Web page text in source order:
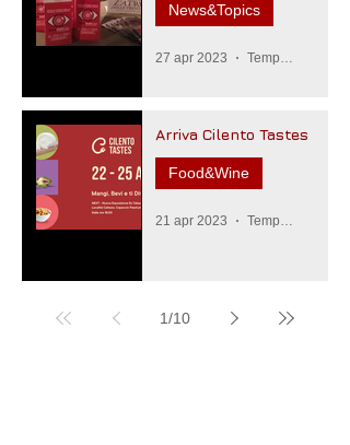
News&Topics
27 apr 2023 Tempo di lettura: 3 min
Arriva Cilento Tastes
Food&Wine
21 apr 2023 Tempo di lettura: 3 min
1/10